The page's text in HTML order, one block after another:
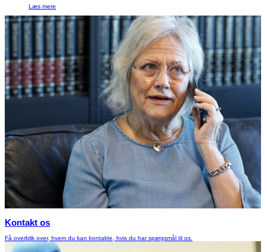
Læs mere
Kontakt os
Få overblik over, hvem du kan kontakte, hvis du har spørgsmål til os.